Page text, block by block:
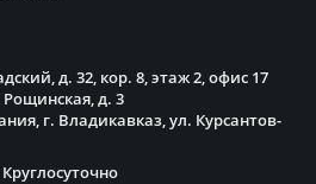
д. 32, кор. 8, этаж 2, офис 17
Рощинская, д. 3
г. Владикавказ, ул. Курсантов-